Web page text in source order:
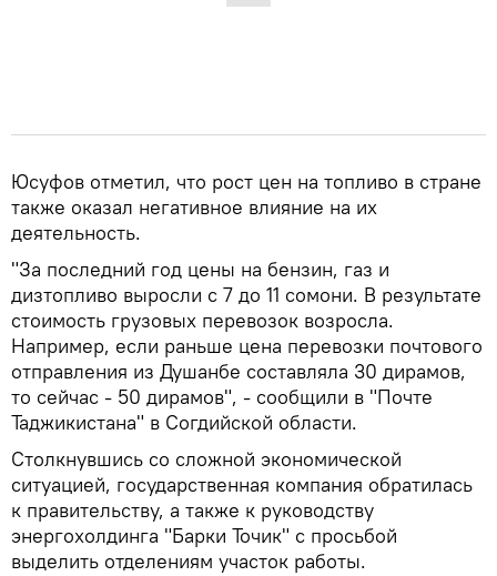
Юсуфов отметил, что рост цен на топливо в стране
также оказал негативное влияние на их
деятельность.
"За последний год цены на бензин, газ и
дизтопливо выросли с 7 до 11 сомони. В результате
стоимость грузовых перевозок возросла.
Например, если раньше цена перевозки почтового
отправления из Душанбе составляла 30 дирамов,
то сейчас - 50 дирамов", - сообщили в "Почте
Таджикистана" в Согдийской области.
Столкнувшись со сложной экономической
ситуацией, государственная компания обратилась
к правительству, а также к руководству
энергохолдинга "Барки Точик" с просьбой
выделить отделениям участок работы.